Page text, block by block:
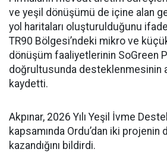
ve yeşil dönüşümü de içine alan
yol haritaları oluşturulduğunu
TR90 Bölgesi’ndeki mikro ve
dönüşüm faaliyetlerinin SoGreen
doğrultusunda desteklenmesinin
kaydetti.
Akpınar, 2026 Yılı Yeşil İvme
kapsamında Ordu’dan iki projenin
kazandığını bildirdi.